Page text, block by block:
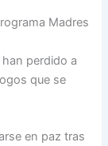
Madres
perdido a
que se
en paz tras